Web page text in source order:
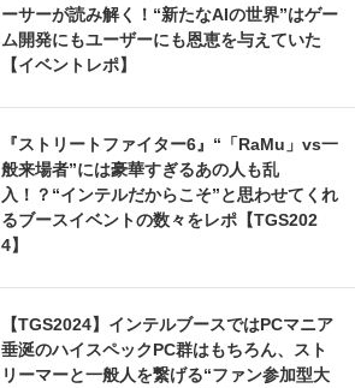
ーサーが読み解く！“新たなAIの世界”はゲー
ム開発にもユーザーにも恩恵を与えていた
【イベントレポ】
『ストリートファイター6』“「RaMu」vs一
般来場者”には豪華すぎるあの人も乱
入！？“インテルだからこそ”と思わせてくれ
るブースイベントの数々をレポ【TGS202
4】
【TGS2024】インテルブースではPCマニア
垂涎のハイスペックPC群はもちろん、スト
リーマーと一般人を繋げる“ファン参加型大